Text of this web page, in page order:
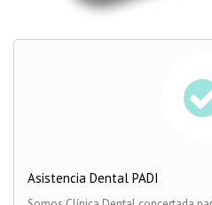
Asistencia Dental PADI